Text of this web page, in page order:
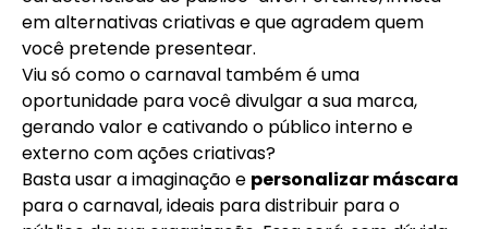
em alternativas criativas e que agradem quem
você pretende presentear.
Viu só como o carnaval também é uma
oportunidade para você divulgar a sua marca,
gerando valor e cativando o público interno e
externo com ações criativas?
Basta usar a imaginação e personalizar máscara
para o carnaval, ideais para distribuir para o